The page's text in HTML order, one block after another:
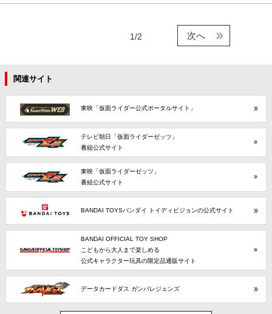
1/2 次へ
関連サイト
東映「仮面ライダー公式ポータルサイト」
テレビ朝日「仮面ライダーゼッツ」
番組公式サイト
東映「仮面ライダーゼッツ」
番組公式サイト
BANDAI TOYSバンダイ トイディビジョンの公式サイト
BANDAI OFFICIAL TOY SHOP
こどもから大人まで楽しめる
公式キャラクター玩具の限定品通販サイト
データカードダス ガンバレジェンズ